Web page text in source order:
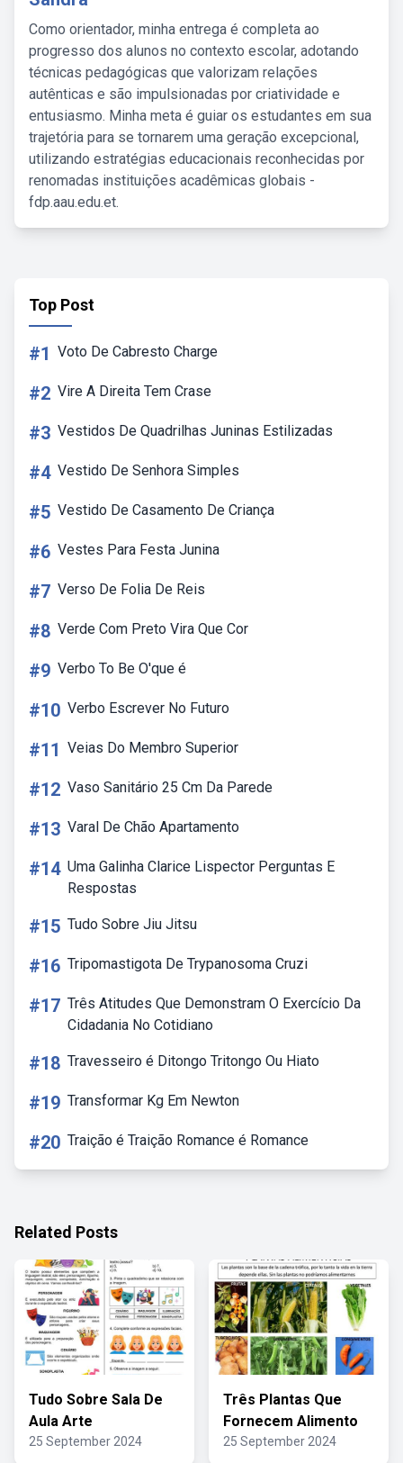
Como orientador, minha entrega é completa ao
progresso dos alunos no contexto escolar, adotando
técnicas pedagógicas que valorizam relações
autênticas e são impulsionadas por criatividade e
entusiasmo. Minha meta é guiar os estudantes em sua
trajetória para se tornarem uma geração excepcional,
utilizando estratégias educacionais reconhecidas por
renomadas instituições acadêmicas globais -
fdp.aau.edu.et.
Top Post
#1 Voto De Cabresto Charge
#2 Vire A Direita Tem Crase
#3 Vestidos De Quadrilhas Juninas Estilizadas
#4 Vestido De Senhora Simples
#5 Vestido De Casamento De Criança
#6 Vestes Para Festa Junina
#7 Verso De Folia De Reis
#8 Verde Com Preto Vira Que Cor
#9 Verbo To Be O'que é
#10 Verbo Escrever No Futuro
#11 Veias Do Membro Superior
#12 Vaso Sanitário 25 Cm Da Parede
#13 Varal De Chão Apartamento
#14 Uma Galinha Clarice Lispector Perguntas E
Respostas
#15 Tudo Sobre Jiu Jitsu
#16 Tripomastigota De Trypanosoma Cruzi
#17 Três Atitudes Que Demonstram O Exercício Da
Cidadania No Cotidiano
#18 Travesseiro é Ditongo Tritongo Ou Hiato
#19 Transformar Kg Em Newton
#20 Traição é Traição Romance é Romance
Related Posts
Tudo Sobre Sala De
Aula Arte
25 September 2024
Três Plantas Que
Fornecem Alimento
25 September 2024